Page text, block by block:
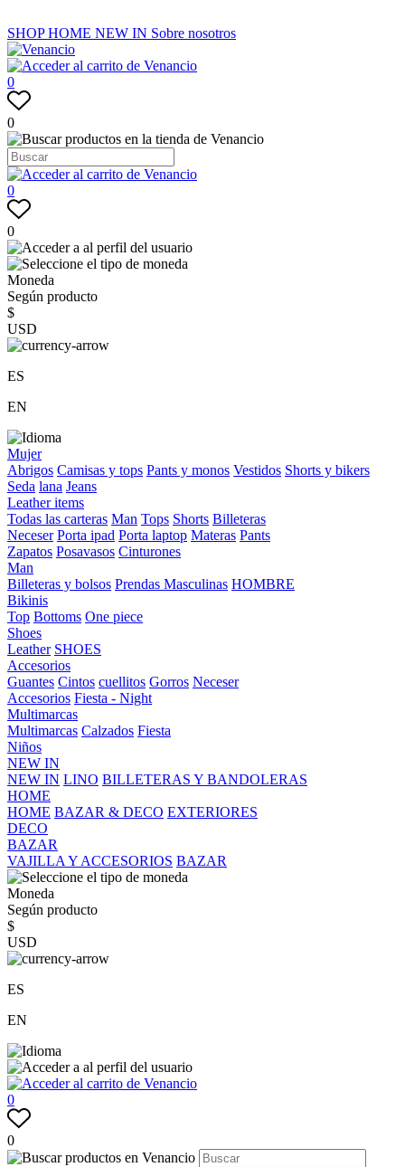
SHOPHOME NEW IN Sobre nosotros
0
0
0
0
Moneda
Según producto
$
USD
ES
EN
Mujer
Abrigos Camisas y tops Pants y monos Vestidos Shorts y bikers
Seda lana Jeans
Leather items
Todas las carteras Man Tops Shorts Billeteras
Neceser Porta ipad Porta laptop Materas Pants
Zapatos Posavasos Cinturones
Man
Billeteras y bolsos Prendas Masculinas HOMBRE
Bikinis
Top Bottoms One piece
Shoes
Leather SHOES
Accesorios
Guantes Cintos cuellitos Gorros Neceser
Accesorios Fiesta - Night
Multimarcas
Multimarcas Calzados Fiesta
Niños
NEW IN
NEW IN LINO BILLETERAS Y BANDOLERAS
HOME
HOME BAZAR & DECO EXTERIORES
DECO
BAZAR
VAJILLA Y ACCESORIOS BAZAR
Moneda
Según producto
$
USD
ES
EN
0
0